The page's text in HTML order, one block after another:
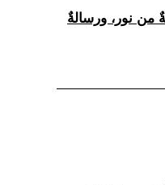
من نور، ورسالةٌ